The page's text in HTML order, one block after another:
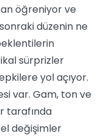
öğreniyor ve
düzenin ne
sürprizler
yol açıyor.
var. Gam, ton ve
tarafında
değişimler